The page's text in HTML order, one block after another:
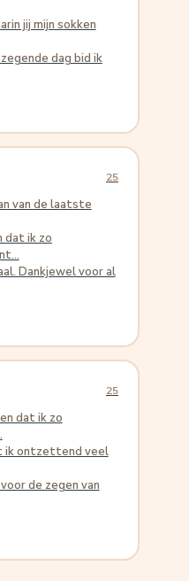
jij mijn sokken
dag bid ik
25
van de laatste
dat ik zo
Dankjewel voor al
25
dat ik zo
ik ontzettend veel
de zegen van